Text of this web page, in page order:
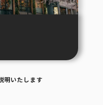
明いたします